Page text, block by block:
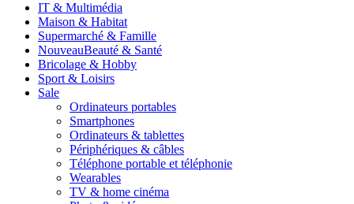
IT & Multimédia
Maison & Habitat
Supermarché & Famille
NouveauBeauté & Santé
Bricolage & Hobby
Sport & Loisirs
Sale
Ordinateurs portables
Smartphones
Ordinateurs & tablettes
Périphériques & câbles
Téléphone portable et téléphonie
Wearables
TV & home cinéma